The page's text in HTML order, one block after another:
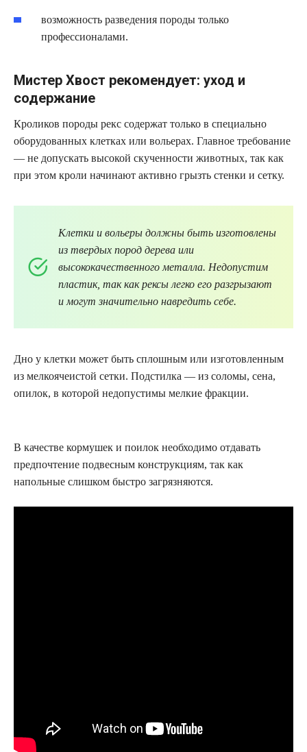
возможность разведения породы только
профессионалами.
Мистер Хвост рекомендует: уход и
содержание
Кроликов породы рекс содержат только в специально
оборудованных клетках или вольерах. Главное требование
— не допускать высокой скученности животных, так как
при этом кроли начинают активно грызть стенки и сетку.
Клетки и вольеры должны быть изготовлены
из твердых пород дерева или
высококачественного металла. Недопустим
пластик, так как рексы легко его разгрызают
и могут значительно навредить себе.
Дно у клетки может быть сплошным или изготовленным
из мелкоячеистой сетки. Подстилка — из соломы, сена,
опилок, в которой недопустимы мелкие фракции.
В качестве кормушек и поилок необходимо отдавать
предпочтение подвесным конструкциям, так как
напольные слишком быстро загрязняются.